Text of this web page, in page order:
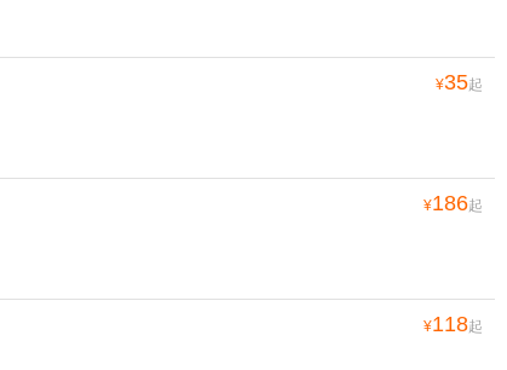
¥35起
¥186起
¥118起